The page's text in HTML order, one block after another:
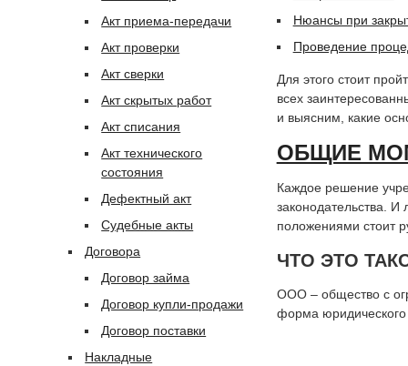
Нюансы при
Проведение
Для этого стоит
всех
и выясним, какие
ОБЩИЕ
Каждое решение
законодательства.
положениями стоит
ЧТО ЭТО
ООО – общество с
форма юридического
Акт приема-передачи
Акт проверки
Акт сверки
Акт скрытых работ
Акт списания
Акт технического
состояния
Дефектный акт
Судебные акты
Договора
Договор займа
Договор купли-продажи
Договор поставки
Накладные